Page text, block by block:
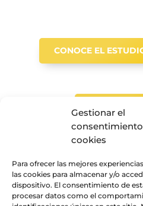
Gestionar el
consentimiento
cookies
Para ofrecer las mejores
las cookies para almacenar y/o
dispositivo. El consentimiento de
procesar datos como el
CONOCE EL